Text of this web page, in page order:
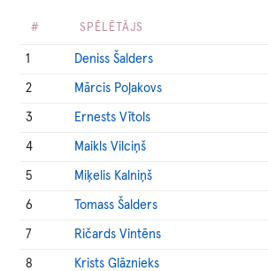
# SPĒLĒTĀJS
1 Deniss Šalders
2 Mārcis Poļakovs
3 Ernests Vītols
4 Maikls Vilciņš
5 Miķelis Kalniņš
6 Tomass Šalders
7 Ričards Vintēns
8 Krists Glāznieks